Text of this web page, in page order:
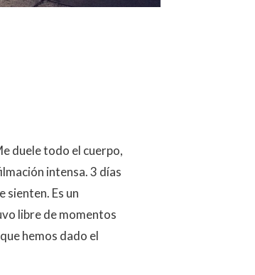
duele todo el cuerpo,
intensa. 3 días
sienten. Es un
libre de momentos
hemos dado el